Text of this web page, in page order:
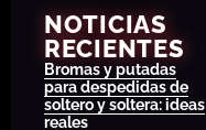
NOTICIAS
RECIENTES
Bromas y putadas
para despedidas de
soltero y soltera: ideas
reales